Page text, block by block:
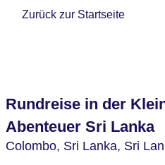
Zurück zur Startseite
Rundreise in der
Abenteuer Sri Lanka
Colombo, Sri Lanka, Sri